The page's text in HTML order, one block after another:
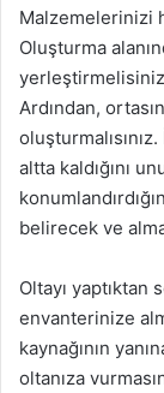
Malzemelerinizi
Oluşturma
Ardından,
altta kaldığını
belirecek ve
Oltayı yaptıktan
envanterinize
kaynağının
oltanıza